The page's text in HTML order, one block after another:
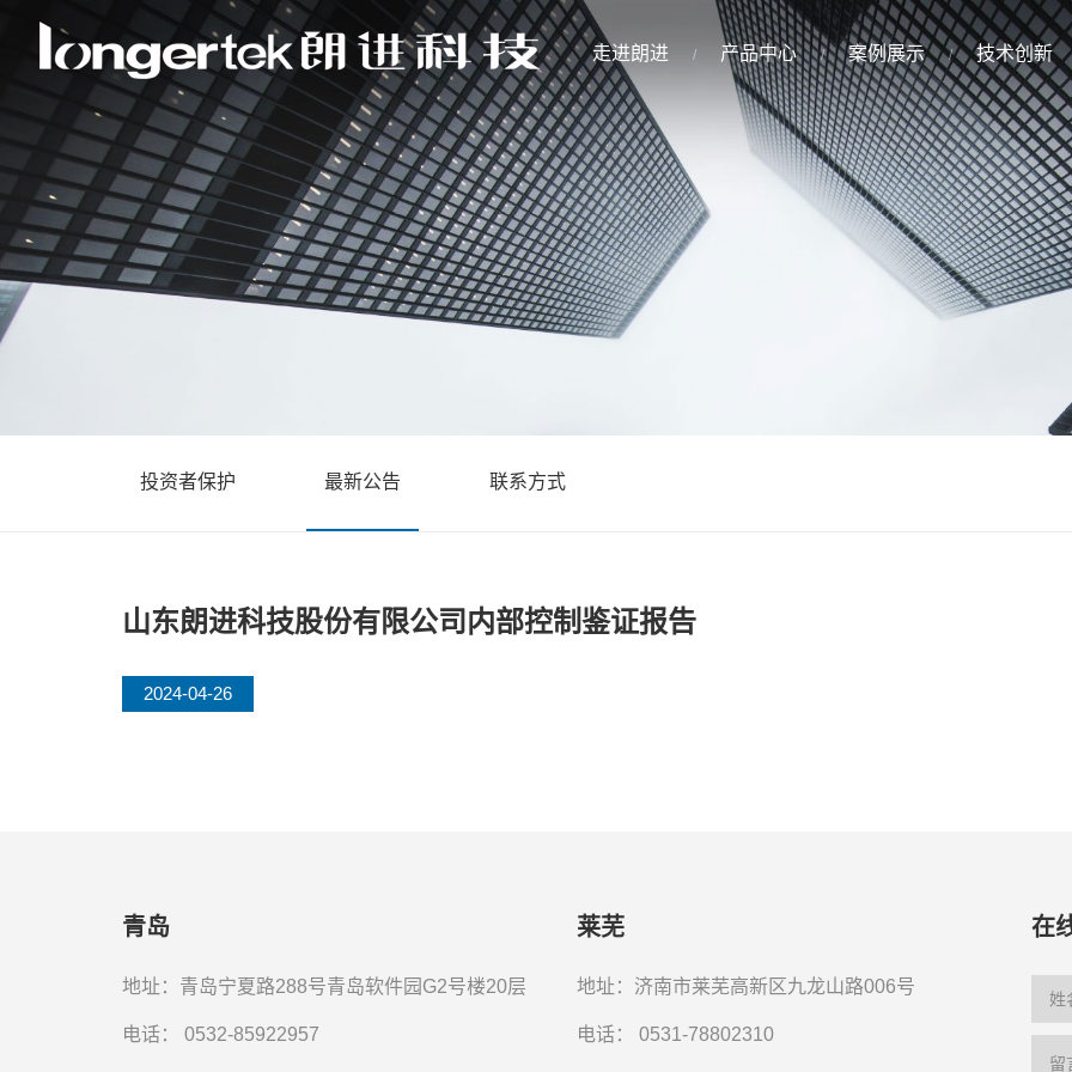
走进朗进 产品中心 案例展示 技术创新
投资者保护 最新公告 联系方式
山东朗进科技股份有限公司内部控制鉴证报告
2024-04-26
青岛
地址：青岛宁夏路288号青岛软件园G2号楼20层
电话： 0532-85922957
莱芜
地址：济南市莱芜高新区九龙山路006号
电话：0531-78802310
在